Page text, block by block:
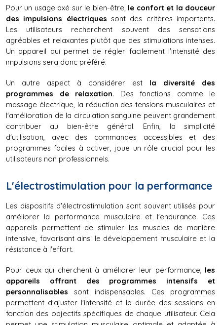
Pour un usage axé sur le bien-être, le confort et la douceur
des impulsions électriques sont des critères importants.
Les utilisateurs recherchent souvent des sensations
agréables et relaxantes plutôt que des stimulations intenses.
Un appareil qui permet de régler facilement l'intensité des
impulsions sera donc préféré.
Un autre aspect à considérer est la diversité des
programmes de relaxation. Des fonctions comme le
massage électrique, la réduction des tensions musculaires et
l'amélioration de la circulation sanguine peuvent grandement
contribuer au bien-être général. Enfin, la simplicité
d'utilisation, avec des commandes accessibles et des
programmes faciles à activer, joue un rôle crucial pour les
utilisateurs non professionnels.
L'électrostimulation pour la performance
Les dispositifs d'électrostimulation sont souvent utilisés pour
améliorer la performance musculaire et l'endurance. Ces
appareils permettent de stimuler les muscles de manière
intensive, favorisant ainsi le développement musculaire et la
résistance à l'effort.
Pour ceux qui cherchent à améliorer leur performance, les
appareils offrant des programmes intensifs et
personnalisables sont indispensables. Ces programmes
permettent d'ajuster l'intensité et la durée des sessions en
fonction des objectifs spécifiques de chaque utilisateur. Cela